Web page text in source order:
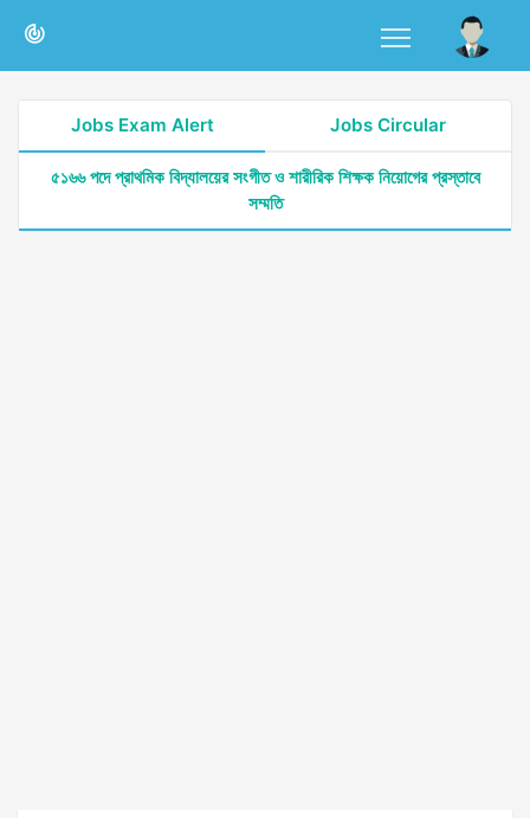
Jobs Exam Alert Jobs Circular
৫১৬৬ পদে প্রাথমিক বিদ্যালয়ের সংগীত ও শারীরিক শিক্ষক নিয়োগের প্রস্তাবে
সম্মতি